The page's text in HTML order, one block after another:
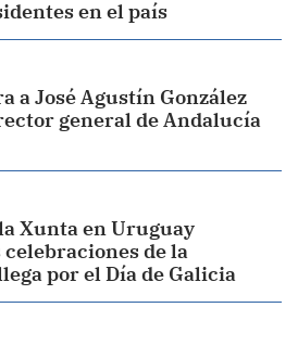
en el país
a José Agustín González
general de Andalucía
Xunta en Uruguay
de la
por el Día de Galicia